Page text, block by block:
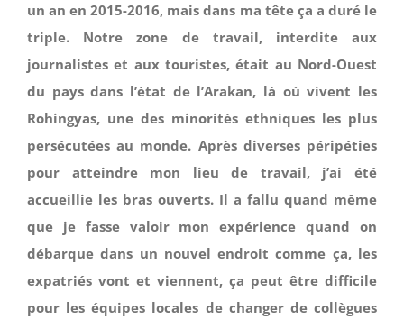
un an en 2015-2016, mais dans ma tête ça a duré le
triple. Notre zone de travail, interdite aux
journalistes et aux touristes, était au Nord-Ouest
du pays dans l’état de l’Arakan, là où vivent les
Rohingyas, une des minorités ethniques les plus
persécutées au monde. Après diverses péripéties
pour atteindre mon lieu de travail, j’ai été
accueillie les bras ouverts. Il a fallu quand même
que je fasse valoir mon expérience quand on
débarque dans un nouvel endroit comme ça, les
expatriés vont et viennent, ça peut être difficile
pour les équipes locales de changer de collègues